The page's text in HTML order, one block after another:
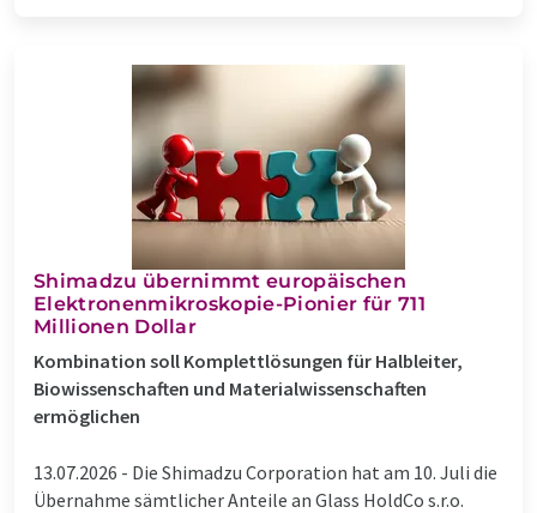
Shimadzu übernimmt europäischen
Elektronenmikroskopie-Pionier für 711
Millionen Dollar
Kombination soll Komplettlösungen für Halbleiter,
Biowissenschaften und Materialwissenschaften
ermöglichen
13.07.2026 - Die Shimadzu Corporation hat am 10. Juli die
Übernahme sämtlicher Anteile an Glass HoldCo s.r.o.